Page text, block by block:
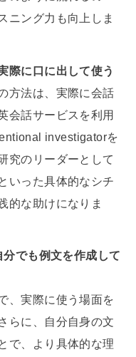
ニング力も向上しま
際に口に出して使う
方法は、実際に会話
会話サービスを利用
investigatorを
究のリーダーとして
いった具体的なシチ
的な助けになりま
でも例文を作成して
、実際に使う場面を
らに、自分自身の文
で、より具体的な理